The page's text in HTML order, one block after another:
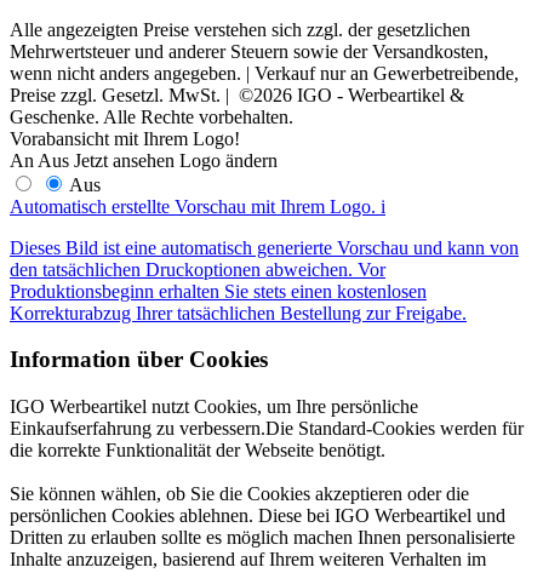
Alle angezeigten Preise verstehen sich zzgl. der gesetzlichen
Mehrwertsteuer und anderer Steuern sowie der Versandkosten,
wenn nicht anders angegeben. | Verkauf nur an Gewerbetreibende,
Preise zzgl. Gesetzl. MwSt. | ©2026 IGO - Werbeartikel &
Geschenke. Alle Rechte vorbehalten.
Vorabansicht mit Ihrem Logo!
An Aus Jetzt ansehen Logo ändern
Aus
Automatisch erstellte Vorschau mit Ihrem Logo. i
Dieses Bild ist eine automatisch generierte Vorschau und kann von
den tatsächlichen Druckoptionen abweichen. Vor
Produktionsbeginn erhalten Sie stets einen kostenlosen
Korrekturabzug Ihrer tatsächlichen Bestellung zur Freigabe.
Information über Cookies
IGO Werbeartikel nutzt Cookies, um Ihre persönliche
Einkaufserfahrung zu verbessern.Die Standard-Cookies werden für
die korrekte Funktionalität der Webseite benötigt.
Sie können wählen, ob Sie die Cookies akzeptieren oder die
persönlichen Cookies ablehnen. Diese bei IGO Werbeartikel und
Dritten zu erlauben sollte es möglich machen Ihnen personalisierte
Inhalte anzuzeigen, basierend auf Ihrem weiteren Verhalten im